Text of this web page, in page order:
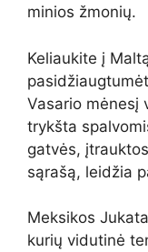
minios žmonių.
Keliaukite į
Vasario mėnesį
trykšta
gatvės,
sąrašą, leidžia
Meksikos
kurių vidutinė